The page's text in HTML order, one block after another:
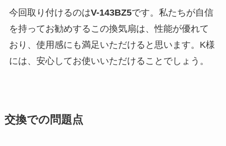
今回取り付けるのはV-143BZ5です。私たちが自信
を持ってお勧めするこの換気扇は、性能が優れて
おり、使用感にも満足いただけると思います。K様
には、安心してお使いいただけることでしょう。
交換での問題点